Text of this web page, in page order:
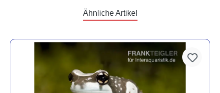
Ähnliche Artikel